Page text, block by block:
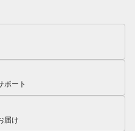
ポート
届け